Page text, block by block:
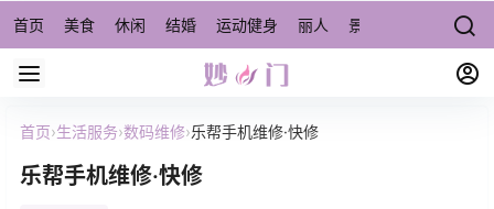
首页 美食 休闲 结婚 运动健身 丽人 景点/周边游 宠物
首页›生活服务›数码维修›乐帮手机维修·快修
乐帮手机维修·快修